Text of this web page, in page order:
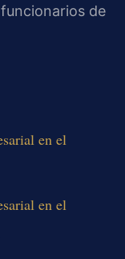
de
en el
en el